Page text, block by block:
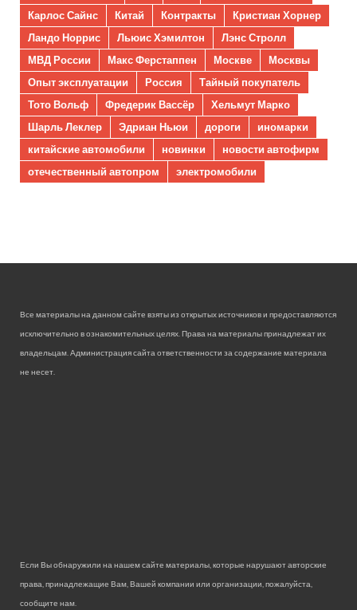
Карлос Сайнс
Китай Контракты
Кристиан Хорнер
Ландо Норрис
Льюис Хэмилтон
Лэнс Стролл
МВД России
Макс Ферстаппен Москве
Москвы
Опыт эксплуатации
Россия
Тайный покупатель
Тото Вольф
Фредерик Вассёр
Хельмут Марко
Шарль Леклер
Эдриан Ньюи дороги
иномарки
китайские автомобили
новинки
новости автофирм
отечественный автопром
электромобили
Все материалы на данном сайте взяты из открытых источников и предоставляются
исключительно в ознакомительных целях. Права на материалы принадлежат их
владельцам. Администрация сайта ответственности за содержание материала
не несет.
Если Вы обнаружили на нашем сайте материалы, которые нарушают авторские
права, принадлежащие Вам, Вашей компании или организации, пожалуйста,
сообщите нам.